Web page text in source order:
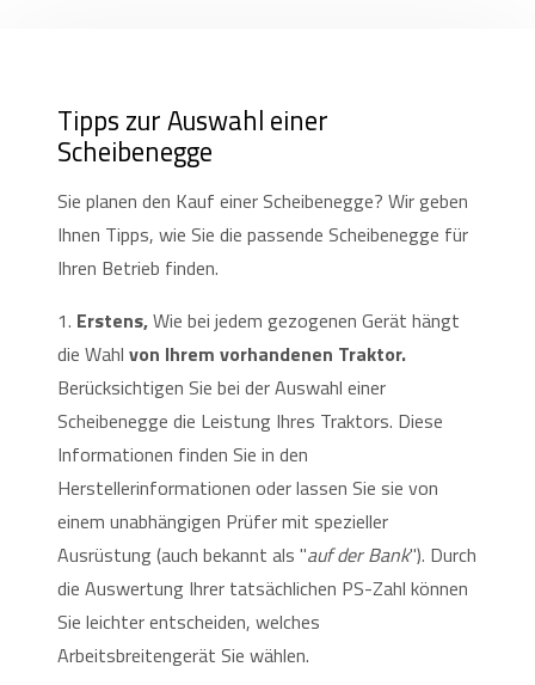
Tipps zur Auswahl einer
Scheibenegge
Sie planen den Kauf einer Scheibenegge? Wir geben
Ihnen Tipps, wie Sie die passende Scheibenegge für
Ihren Betrieb finden.
1. Erstens,Wie bei jedem gezogenen Gerät hängt
die Wahl von Ihrem vorhandenen Traktor.
Berücksichtigen Sie bei der Auswahl einer
Scheibenegge die Leistung Ihres Traktors. Diese
Informationen finden Sie in den
Herstellerinformationen oder lassen Sie sie von
einem unabhängigen Prüfer mit spezieller
Ausrüstung (auch bekannt als "auf der Bank"). Durch
die Auswertung Ihrer tatsächlichen PS-Zahl können
Sie leichter entscheiden, welches
Arbeitsbreitengerät Sie wählen.